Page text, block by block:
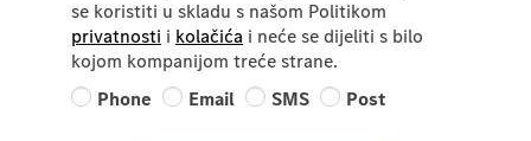
se koristiti u skladu s našom Politikom
privatnosti i kolačića i neće se dijeliti s bilo
kojom kompanijom treće strane.
Phone
Email SMS Post